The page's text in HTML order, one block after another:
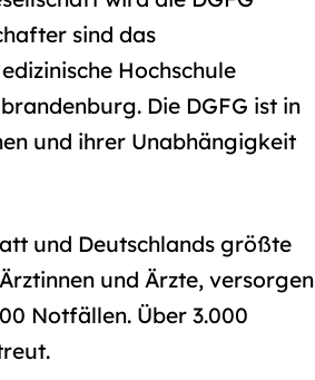
sind das
Hochschule
Die DGFG ist in
und ihrer Unabhängigkeit
und Deutschlands größte
und Ärzte, versorgen
Notfällen. Über 3.000